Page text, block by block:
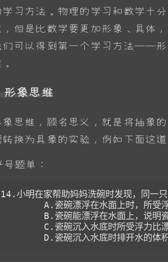
学习方法。物理的学习和数学十分
，但是比数学要更加形象、具体，
们可以得到第一个学习方法——形
形象思维
象思维，顾名思义，就是将抽象
转换为具象的实验，例如下面这道
号题单：
14.小明在家帮助妈妈洗碗时发现，同一
	A.瓷碗漂浮在水面上时，所受浮力大小等于其重力大小
D.瓷碗沉入水底时排开水的体